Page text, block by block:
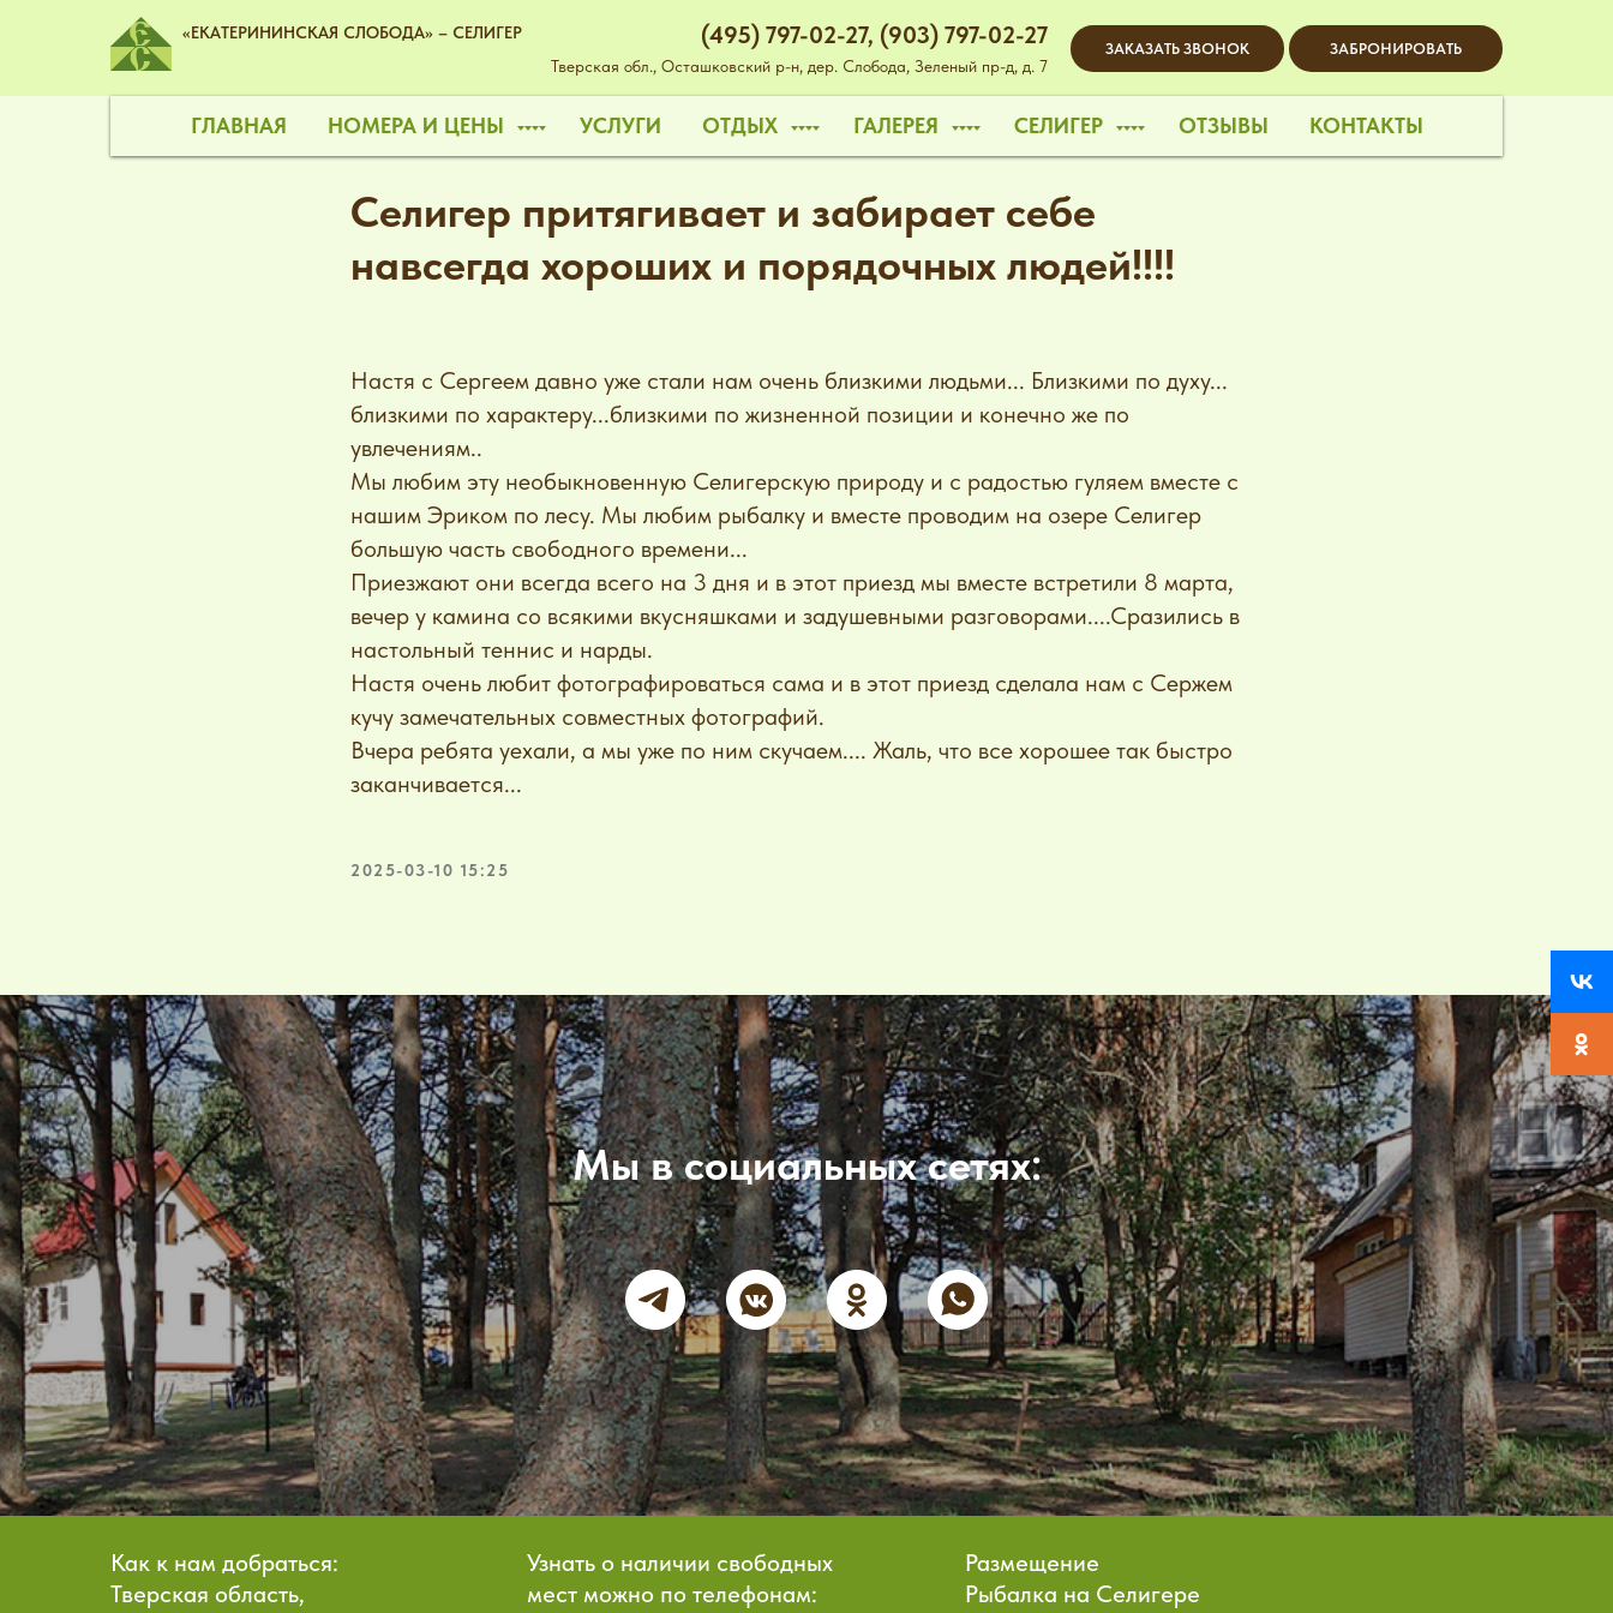
«ЕКАТЕРИНИНСКАЯ СЛОБОДА» – СЕЛИГЕР (495) 797-02-27, (903) 797-02-27
Тверская обл., Осташковский р-н, дер. Слобода, Зеленый пр-д, д. 7
ЗАБРОНИРОВАТЬ
ЗАКАЗАТЬ ЗВОНОК
ГЛАВНАЯ НОМЕРА И ЦЕНЫ УСЛУГИ ОТДЫХ ГАЛЕРЕЯ СЕЛИГЕР ОТЗЫВЫ КОНТАКТЫ
Селигер притягивает и забирает себе
навсегда хороших и порядочных людей!!!!
Настя с Сергеем давно уже стали нам очень близкими людьми... Близкими по духу...
близкими по характеру...близкими по жизненной позиции и конечно же по
увлечениям..
Мы любим эту необыкновенную Селигерскую природу и с радостью гуляем вместе с
нашим Эриком по лесу. Мы любим рыбалку и вместе проводим на озере Селигер
большую часть свободного времени...
Приезжают они всегда всего на 3 дня и в этот приезд мы вместе встретили 8 марта,
вечер у камина со всякими вкусняшками и задушевными разговорами....Сразились в
настольный теннис и нарды.
Настя очень любит фотографироваться сама и в этот приезд сделала нам с Сержем
кучу замечательных совместных фотографий.
Вчера ребята уехали, а мы уже по ним скучаем.... Жаль, что все хорошее так быстро
заканчивается...
2025-03-10 15:25
Мы в социальных сетях:
Как к нам добраться:
Тверская область,
Узнать о наличии свободных
мест можно по телефонам:
Размещение
Рыбалка на Селигере